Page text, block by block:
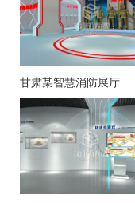
甘肃某智慧消防展厅